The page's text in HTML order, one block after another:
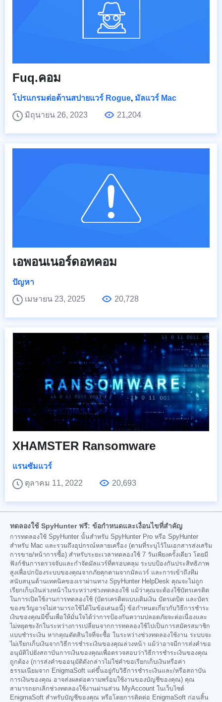
Fuq.คอม
โปรแกรมต่อต้านสปายแวร์ Rogue, มัลแวร์ Mac
มิถุนายน 26, 2023
21,204
เอพอนเนอร์ดอทคอม
ปัญหา
เมษายน 23, 2025
20,728
XHAMSTER Ransomware
แรนซัมแวร์
ตุลาคม 11, 2022
20,693
ทดลองใช้ SpyHunter ฟรี: ข้อกำหนดและเงื่อนไขที่สำคัญ
การทดลองใช้ SpyHunter นั้นสำหรับ SpyHunter Pro หรือ SpyHunter
สำหรับ Mac และรวมถึงอุปกรณ์หลายเครื่อง (ตามที่ระบุไว้ในเอกสารส่งเสริม
การขาย/หน้าการซื้อ) สำหรับระยะเวลาทดลองใช้ 7 วันเพียงครั้งเดียว โดยมี
ฟังก์ชันการตรวจจับและกำจัดมัลแวร์ที่ครอบคลุม ระบบป้องกันประสิทธิภาพ
สูงเพื่อปกป้องระบบของคุณจากภัยคุกคามจากมัลแวร์ และการเข้าถึงทีม
สนับสนุนด้านเทคนิคของเราผ่านทาง SpyHunter HelpDesk คุณจะไม่ถูก
เรียกเก็บเงินล่วงหน้าในระหว่างช่วงทดลองใช้ แม้ว่าคุณจะต้องใช้บัตรเครดิต
ในการเปิดใช้งานการทดลองใช้ (บัตรเครดิตแบบเติมเงิน บัตรเดบิต และบัตร
ของขวัญอาจไม่สามารถใช้ได้ในข้อเสนอนี้) ข้อกำหนดเกี่ยวกับวิธีการชำระ
เงินของคุณมีขึ้นเพื่อให้มั่นใจได้ว่าการป้องกันความปลอดภัยจะต่อเนื่องและ
ไม่หยุดชะงักในระหว่างการเปลี่ยนจากการทดลองใช้ไปเป็นการสมัครสมาชิก
แบบชำระเงิน หากคุณตัดสินใจที่จะซื้อ ในระหว่างช่วงทดลองใช้งาน ระบบจะ
ไม่เรียกเก็บเงินจากวิธีการชำระเงินของคุณล่วงหน้า แม้ว่าอาจมีการส่งคำขอ
อนุมัติไปยังสถาบันการเงินของคุณเพื่อตรวจสอบว่าวิธีการชำระเงินของคุณ
ถูกต้อง (การส่งคำขออนุมัติดังกล่าวไม่ใช่คำขอเรียกเก็บเงินหรือค่า
ธรรมเนียมจาก EnigmaSoft แต่ขึ้นอยู่กับวิธีการชำระเงินและ/หรือสถาบัน
การเงินของคุณ อาจส่งผลต่อความพร้อมใช้งานของบัญชีของคุณ) คุณ
สามารถยกเลิกช่วงทดลองใช้งานผ่านส่วน MyAccount ในเว็บไซต์
EnigmaSoft สำหรับบัญชีของคุณ หรือโดยการติดต่อ EnigmaSoft ก่อนสิ้น